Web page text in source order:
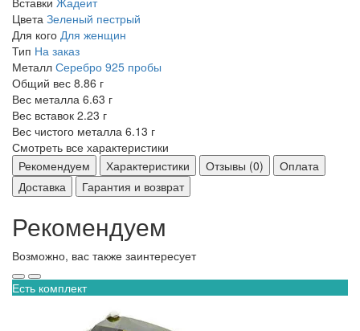
Цвета Зеленый пестрый
Для кого Для женщин
Тип На заказ
Металл Серебро 925 пробы
Общий вес 8.86 г
Вес металла 6.63 г
Вес вставок 2.23 г
Вес чистого металла 6.13 г
Смотреть все характеристики
Рекомендуем
Характеристики Отзывы (0)
Оплата
Доставка
Гарантия и возврат
Рекомендуем
Возможно, вас также заинтересует
Есть комплект